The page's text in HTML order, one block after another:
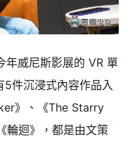
年威尼斯影展的 VR 單
件沉浸式內容作品入
》、《The Starry
輪迴》，都是由文策